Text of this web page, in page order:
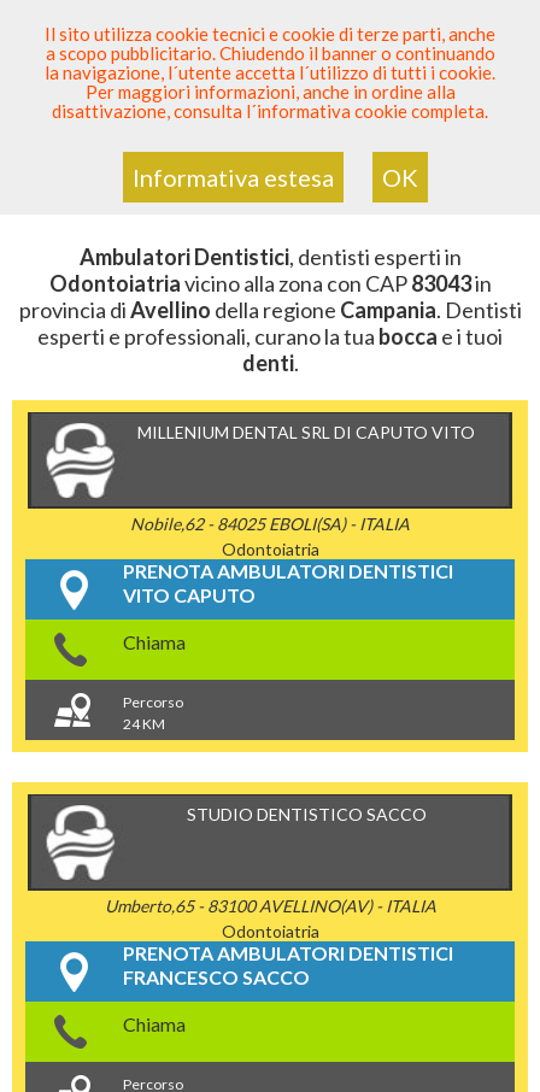
SEI DENTISTA? PARTECIPA
Sei QuiElenco Dentista Sicuro > Odontoiatria>
Ambulatori Dentistici>Campania>Avellino>CAP
83043
ZONA CON CAP 83043
Ambulatori Dentistici, dentisti esperti in
Odontoiatriavicino alla zona con CAP83043in
provincia diAvellino della regione Campania. Dentisti
esperti e professionali, curano la tua bocca e i tuoi
denti.
MILLENIUM DENTAL SRL DI CAPUTO VITO
Nobile,62 - 84025 EBOLI(SA) - ITALIA
Odontoiatria
PRENOTA AMBULATORI DENTISTICI
VITO CAPUTO
Chiama
Percorso
24 KM
STUDIO DENTISTICO SACCO
Umberto,65 - 83100 AVELLINO(AV) - ITALIA
Odontoiatria
PRENOTA AMBULATORI DENTISTICI
FRANCESCO SACCO
Chiama
Percorso
Il sito utilizza cookie tecnici e cookie di terze parti, anche
a scopo pubblicitario. Chiudendo il banner o continuando
la navigazione, l´utente accetta l´utilizzo di tutti i cookie.
Per maggiori informazioni, anche in ordine alla
disattivazione, consulta l´informativa cookie completa.
Informativa estesa OK